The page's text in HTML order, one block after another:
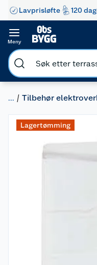
Lavprisløfte 120
Meny
... Tilbehør
Lagertømming